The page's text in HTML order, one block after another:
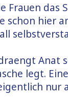
Frauen das
schon hier
Anat
legt.
nur